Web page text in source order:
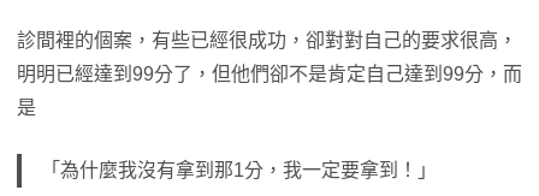
診間裡的個案，有些已經很成功，卻對對自己的要求很高，
明明已經達到99分了，但他們卻不是肯定自己達到99分，而
是
「為什麼我沒有拿到那1分，我一定要拿到！」